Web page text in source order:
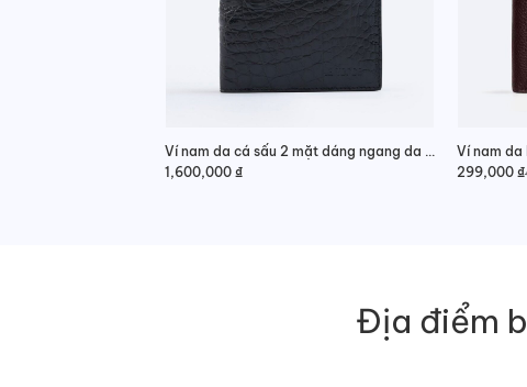
Ví nam da cá sấu 2 mặt dáng ngang da hông thanh lịch
1,600,000 ₫
Ví nam da
Giá
299,000 ₫
Giá
Địa điểm